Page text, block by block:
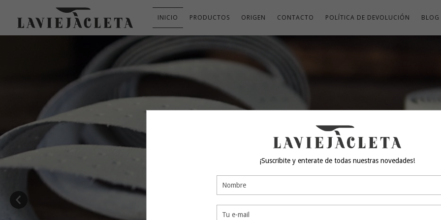
INICIO PRODUCTOS ORIGEN CONTACTO POLÍTICA DE DEVOLUCIÓN BLOG
¡Suscribite y enterate de todas nuestras novedades!